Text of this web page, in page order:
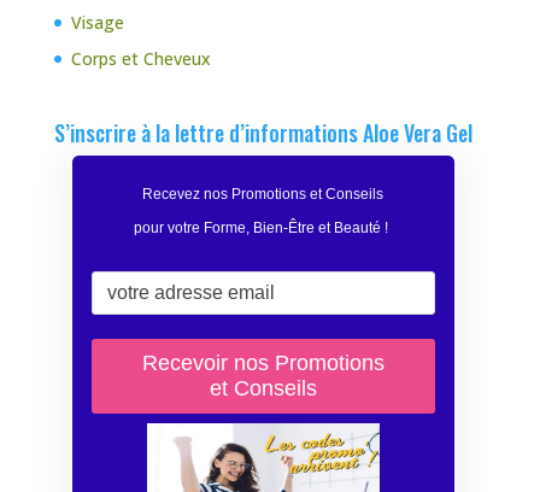
Visage
Corps et Cheveux
S’inscrire à la lettre d’informations Aloe Vera Gel
Recevez nos Promotions et Conseils
pour votre Forme, Bien-Être et Beauté !